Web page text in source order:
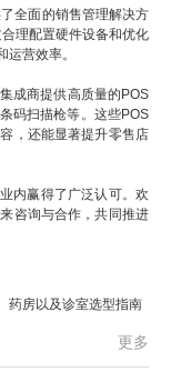
全面的销售管理解决方
理配置硬件设备和优化
营效率。
成商提供高质量的POS
码扫描枪等。这些POS
，还能显著提升零售店
内赢得了广泛认可。欢
咨询与合作，共同推进
药房以及诊室选型指南
更多